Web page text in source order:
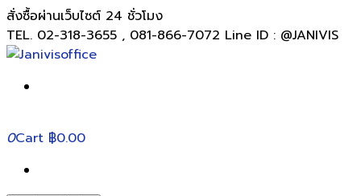
สั่งซื้อผ่านเว็บไซต์ 24 ชั่วโมง
TEL. 02-318-3655 , 081-866-7072 Line ID : @JANIVIS
0Cart ฿0.00